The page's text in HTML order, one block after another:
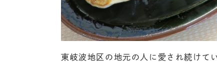
東岐波地区の地元の人に愛され続け